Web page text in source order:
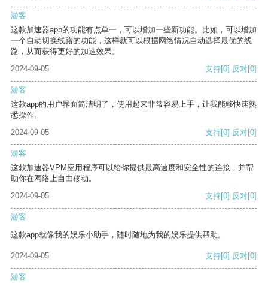
游客
这款加速器app的功能有点单一，可以增加一些新功能。比如，可以增加
一个自动切换线路的功能，这样就可以根据网络情况自动选择最优的线
路，从而获得更好的加速效果。
2024-09-05
支持[0] 反对[0]
游客
这款app的用户界面简洁明了，使用起来非常容易上手，让我能够快速熟
悉操作。
2024-09-05
支持[0] 反对[0]
游客
这款加速器VPM应用程序可以给你提供最高速度和安全性的连接，并帮
助你在网络上自由移动。
2024-09-05
支持[0] 反对[0]
游客
这款app就像我的娱乐小助手，随时随地为我的娱乐提供帮助。
2024-09-05 支持[0] 反对[0]
游客